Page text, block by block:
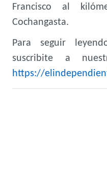
Francisco al
Cochangasta.
Para seguir
suscribite a
https://